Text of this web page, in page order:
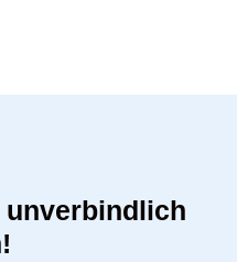
unverbindlich